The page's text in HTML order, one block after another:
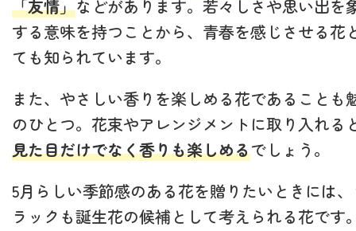
「友情」などがあります。若々しさや思い出を
する意味を持つことから、青春を感じさせる花
ても知られています。
また、やさしい香りを楽しめる花であることも
のひとつ。花束やアレンジメントに取り入れる
見た目だけでなく香りも楽しめるでしょう。
5月らしい季節感のある花を贈りたいときには
ラックも誕生花の候補として考えられる花です